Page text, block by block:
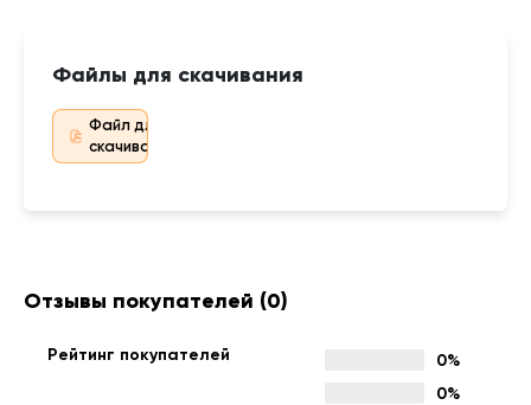
Файлы для скачивания
Файл для
скачивания
Отзывы покупателей (0)
Рейтинг покупателей
0%
0%